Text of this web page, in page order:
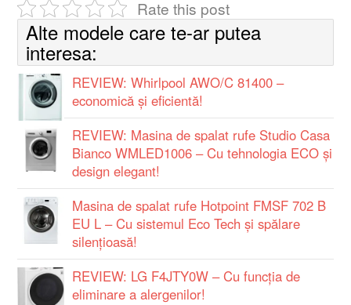
Rate this post
Alte modele care te-ar putea
interesa:
REVIEW: Whirlpool AWO/C 81400 –
economică şi eficientă!
REVIEW: Masina de spalat rufe Studio Casa
Bianco WMLED1006 – Cu tehnologia ECO și
design elegant!
Masina de spalat rufe Hotpoint FMSF 702 B
EU L – Cu sistemul Eco Tech și spălare
silențioasă!
REVIEW: LG F4JTY0W – Cu funcția de
eliminare a alergenilor!